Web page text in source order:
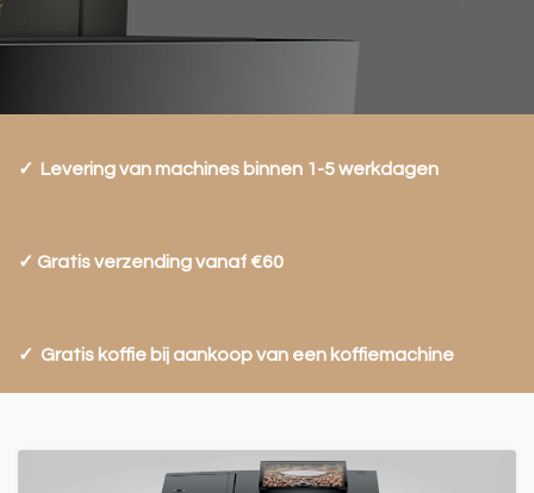
✓ Levering van machines binnen 1-5 werkdagen
✓ Gratis verzending vanaf €60
✓ Gratis koffie bij aankoop van een koffemachine